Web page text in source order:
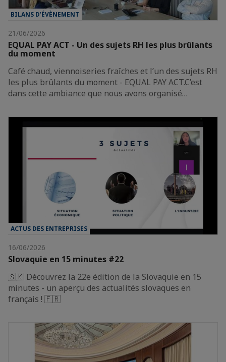
BILANS D’ÉVÈNEMENT
21/06/2026
EQUAL PAY ACT - Un des sujets RH les plus brûlants
du moment
Café chaud, viennoiseries fraîches et l’un des sujets RH
les plus brûlants du moment - EQUAL PAY ACT.C’est
dans cette ambiance que nous avons organisé…
ACTUS DES ENTREPRISES
16/06/2026
Slovaquie en 15 minutes #22
🇸🇰 Découvrez la 22e édition de la Slovaquie en 15
minutes - un aperçu des actualités slovaques en
français ! 🇫🇷